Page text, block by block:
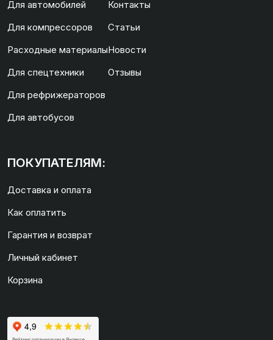
Для автомобилей
Для компрессоров
Расходные материалы
Для спецтехники
Для рефрижераторов
Для автобусов
Контакты
Статьи
Новости
Отзывы
ПОКУПАТЕЛЯМ:
Доставка и оплата
Как оплатить
Гарантия и возврат
Личный кабинет
Корзина